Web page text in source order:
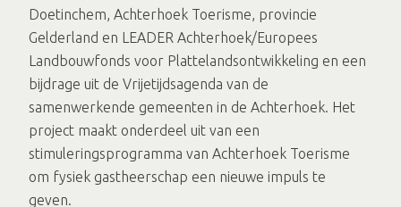
Doetinchem, Achterhoek Toerisme, provincie
Gelderland en LEADER Achterhoek/Europees
Landbouwfonds voor Plattelandsontwikkeling en een
bijdrage uit de Vrijetijdsagenda van de
samenwerkende gemeenten in de Achterhoek. Het
project maakt onderdeel uit van een
stimuleringsprogramma van Achterhoek Toerisme
om fysiek gastheerschap een nieuwe impuls te
geven.